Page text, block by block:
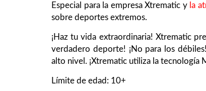
Especial para la empresa Xtrematic y la
sobre deportes extremos.
¡Haz tu vida extraordinaria! Xtrematic
verdadero deporte! ¡No para los
alto nivel. ¡Xtrematic utiliza la tecnología
Límite de edad: 10+